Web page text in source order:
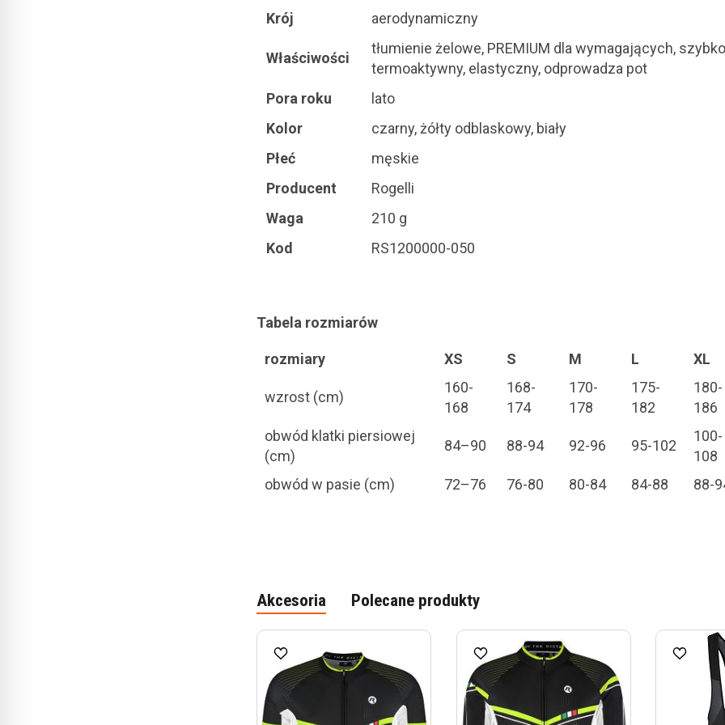
Krój aerodynamiczny
Właściwości
tłumienie żelowe, PREMIUM dla wymagających,
termoaktywny, elastyczny, odprowadza pot
Pora roku
lato
Kolor
czarny, żółty odblaskowy, biały
Płeć
męskie
Producent
Rogelli
Waga
210 g
Kod
RS1200000-050
Tabela rozmiarów
rozmiary XS S M L XL
wzrost (cm)
160-
168
168-
174
170-
178
175-
182
180-
186
obwód klatki piersiowej
(cm)
84–90 88-94 92-96 95-102
100-
108
obwód w pasie (cm)
72–76 76-80 80-84 84-88 88-
Akcesoria Polecane produkty